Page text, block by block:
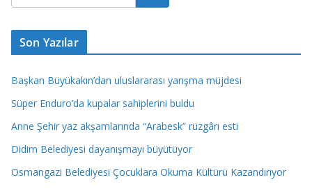
Son Yazılar
Başkan Büyükakın’dan uluslararası yarışma müjdesi
Süper Enduro’da kupalar sahiplerini buldu
Anne Şehir yaz akşamlarında “Arabesk” rüzgârı esti
Didim Belediyesi dayanışmayı büyütüyor
Osmangazi Belediyesi Çocuklara Okuma Kültürü Kazandırıyor